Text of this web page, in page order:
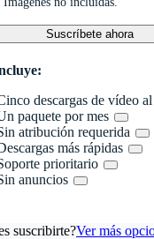
Suscríbete ahora
descargas de vídeo al
paquete por mes
atribución requerida
más rápidas
prioritario
anuncios
suscribirte?Ver más